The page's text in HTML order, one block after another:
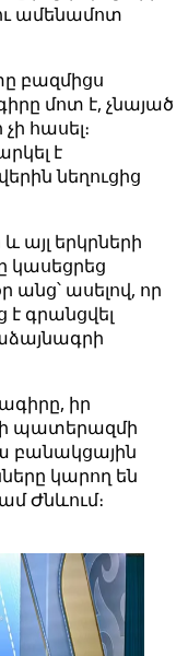
ամենամոտ
բազմիցս
մոտ է, չնայած
հասել։
է
նեղուցից
այլ երկրների
կասեցրեց
անց՝ ասելով, որ
գրանցվել
իր
պատերազմի
բանակցային
կարող են
Ժնևում։